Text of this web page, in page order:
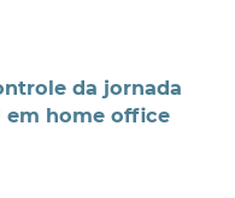
da jornada
em home office